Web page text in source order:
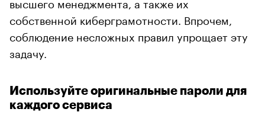
собственной киберграмотности. Впрочем,
соблюдение несложных правил упрощает эту
задачу.
Используйте оригинальные пароли для
каждого сервиса